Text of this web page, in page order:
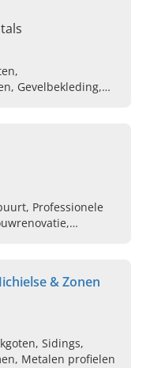
Gevelbekleding,
Professionele
& Zonen
Sidings,
Metalen profielen